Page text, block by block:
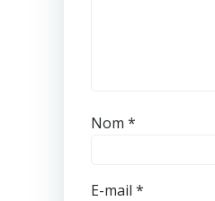
Nom *
E-mail *